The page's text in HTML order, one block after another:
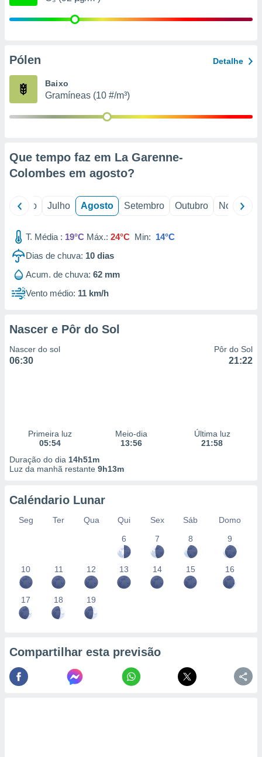
de
Pólen Detalhe
Baixo
Gramíneas (10 #/m³)
Que tempo faz em La Garenne-
Colombes em agosto?
Junho Julho Agosto Setembro Outubro Novembro
T. Média : 19°C Máx.: 24°C Min: 14°C
Dias de chuva: 10 dias
Acum. de chuva: 62 mm
Vento médio: 11 km/h
Nascer e Pôr do Sol
Nascer do sol
06:30
Pôr do Sol
21:22
Primeira luz
05:54
Meio-dia
13:56
Última luz
21:58
Duração do dia 14h51m
Luz da manhã restante 9h13m
Caléndario Lunar
Seg Ter Qua Qui Sex Sáb
Domo
6
7 8 9
10 11 12 13 14 15 16
17 18 19
Compartilhar esta previsão